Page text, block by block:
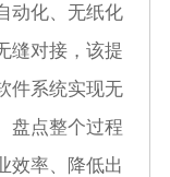
动化、无纸化
缝对接，该提
件系统实现无
盘点整个过程
效率、降低出